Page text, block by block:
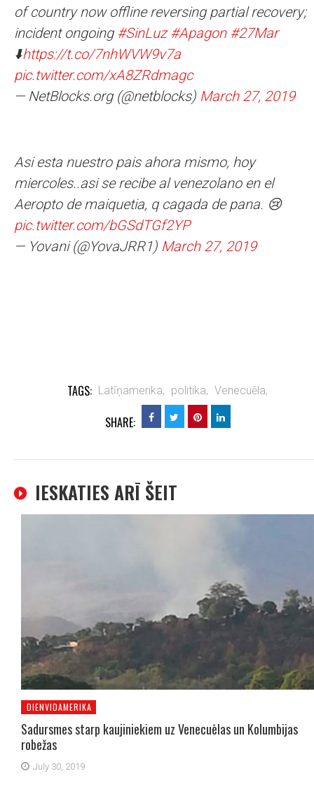
of country now offline reversing partial recovery;
incident ongoing #SinLuz #Apagon #27Mar
⬇️https://t.co/7nhWVW9v7a
pic.twitter.com/xA8ZRdmagc
— NetBlocks.org (@netblocks) March 27, 2019
Asi esta nuestro pais ahora mismo, hoy
miercoles..asi se recibe al venezolano en el
Aeropto de maiquetia, q cagada de pana. 😢
pic.twitter.com/bGSdTGf2YP
— Yovani (@YovaJRR1) March 27, 2019
TAGS: Latīņamerika, politika, Venecuēla,
SHARE:
IESKATIES ARĪ ŠEIT
DIENVIDAMERIKA
Sadursmes starp kaujiniekiem uz Venecuēlas un Kolumbijas
robežas
July 30, 2019